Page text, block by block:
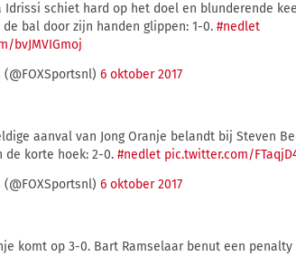
Idrissi schiet hard op het doel en blunderende
de bal door zijn handen glippen: 1-0.#nedlet
bvJMVIGmoj
(@FOXSportsnl)6 oktober 2017
aanval van Jong Oranje belandt bij Steven
de korte hoek: 2-0.#nedlet pic.twitter.com/
(@FOXSportsnl)6 oktober 2017
komt op 3-0. Bart Ramselaar benut een